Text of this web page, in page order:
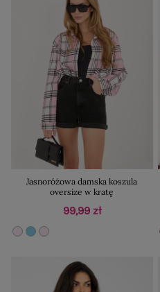
Jasnoróżowa damska koszula
oversize w kratę
99,99 zł